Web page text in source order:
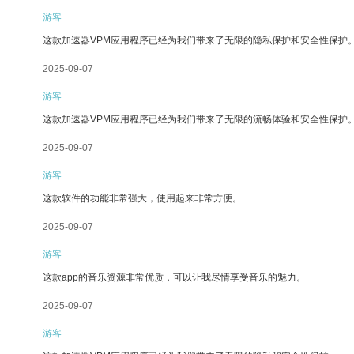
游客
这款加速器VPM应用程序已经为我们带来了无限的隐私保护和安全性保护
2025-09-07
游客
这款加速器VPM应用程序已经为我们带来了无限的流畅体验和安全性保护
2025-09-07
游客
这款软件的功能非常强大，使用起来非常方便。
2025-09-07
游客
这款app的音乐资源非常优质，可以让我尽情享受音乐的魅力。
2025-09-07
游客